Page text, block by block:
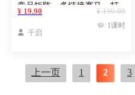
竞品矩阵、多链接赛马，打
造爆款月销百万
¥ 199.00
¥ 19.90
 千启
 1课时
上一页 1 2 3